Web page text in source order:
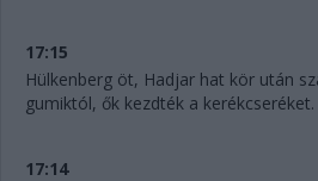
17:15
Hülkenberg öt, Hadjar hat kör után
gumiktól, ők kezdték a kerékcseréket.
17:14